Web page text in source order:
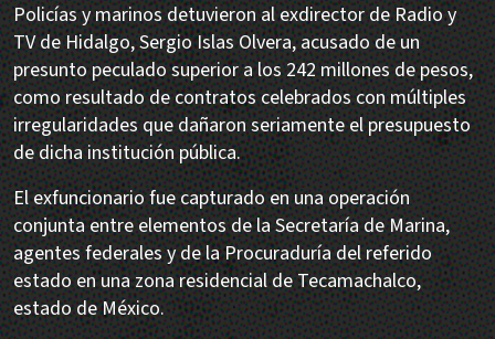
Policías y marinos detuvieron al exdirector de Radio y
TV de Hidalgo, Sergio Islas Olvera, acusado de un
presunto peculado superior a los 242 millones de pesos,
como resultado de contratos celebrados con múltiples
irregularidades que dañaron seriamente el presupuesto
de dicha institución pública.
El exfuncionario fue capturado en una operación
conjunta entre elementos de la Secretaría de Marina,
agentes federales y de la Procuraduría del referido
estado en una zona residencial de Tecamachalco,
estado de México.